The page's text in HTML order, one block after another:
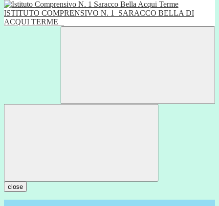
ISTITUTO COMPRENSIVO N. 1
SARACCO BELLA DI
ACQUI TERME
close